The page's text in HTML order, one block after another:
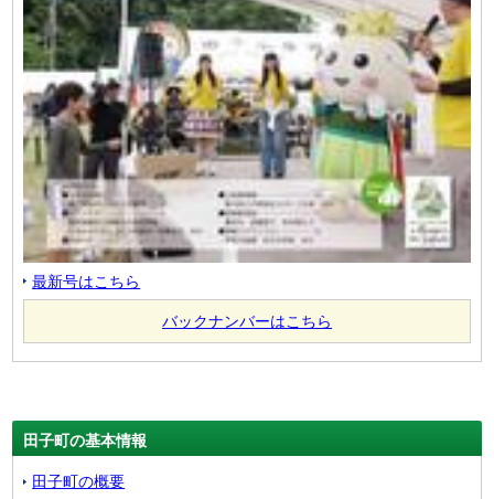
最新号はこちら
バックナンバーはこちら
田子町の基本情報
田子町の概要